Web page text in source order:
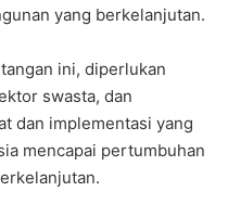
yang berkelanjutan.
ini, diperlukan
swasta, dan
dan implementasi yang
mencapai pertumbuhan